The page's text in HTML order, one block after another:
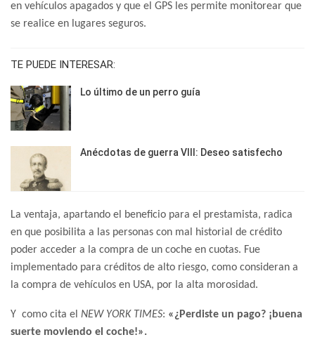
en vehículos apagados y que el GPS les permite monitorear que
se realice en lugares seguros.
TE PUEDE INTERESAR:
Lo último de un perro guía
Anécdotas de guerra VIII: Deseo satisfecho
La ventaja, apartando el beneficio para el prestamista, radica
en que posibilita a las personas con mal historial de crédito
poder acceder a la compra de un coche en cuotas. Fue
implementado para créditos de alto riesgo, como consideran a
la compra de vehículos en USA, por la alta morosidad.
Y como cita el NEW YORK TIMES: «¿Perdiste un pago? ¡buena
suerte moviendo el coche!».